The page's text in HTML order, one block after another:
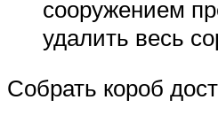
сооружением
удалить весь
Собрать короб